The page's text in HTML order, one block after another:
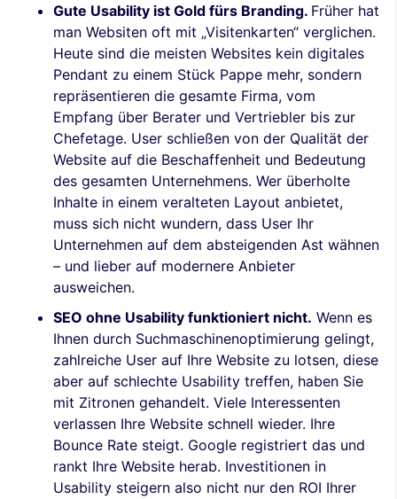
Gute Usability ist Gold fürs Branding. Früher hat
man Websiten oft mit „Visitenkarten“ verglichen.
Heute sind die meisten Websites kein digitales
Pendant zu einem Stück Pappe mehr, sondern
repräsentieren die gesamte Firma, vom
Empfang über Berater und Vertriebler bis zur
Chefetage. User schließen von der Qualität der
Website auf die Beschaffenheit und Bedeutung
des gesamten Unternehmens. Wer überholte
Inhalte in einem veralteten Layout anbietet,
muss sich nicht wundern, dass User Ihr
Unternehmen auf dem absteigenden Ast wähnen
– und lieber auf modernere Anbieter
ausweichen.
SEO ohne Usability funktioniert nicht. Wenn es
Ihnen durch Suchmaschinenoptimierung gelingt,
zahlreiche User auf Ihre Website zu lotsen, diese
aber auf schlechte Usability treffen, haben Sie
mit Zitronen gehandelt. Viele Interessenten
verlassen Ihre Website schnell wieder. Ihre
Bounce Rate steigt. Google registriert das und
rankt Ihre Website herab. Investitionen in
Usability steigern also nicht nur den ROI Ihrer